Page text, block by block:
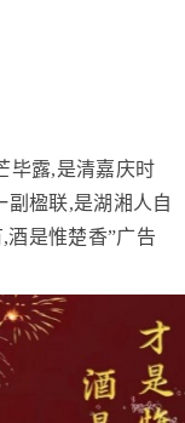
毕露,是清嘉庆时
副楹联,是湖湘人自
酒是惟楚香”广告